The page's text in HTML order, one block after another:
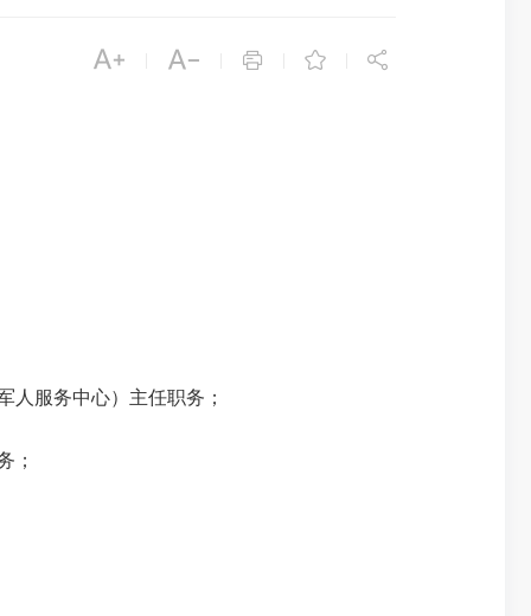
    
人服务中心）主任职务；
；